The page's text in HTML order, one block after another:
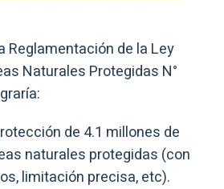
Reglamentación de la Ley
Naturales Protegidas N°
de 4.1 millones de
naturales protegidas (con
limitación precisa, etc).